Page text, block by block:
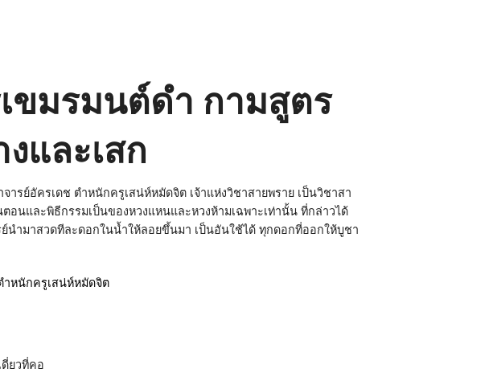
ขมรมนต์ดำ กามสูตร
และเสก
รย์อัครเดช ตำหนักครูเสน่ห์หมัดจิต เจ้าแห่งวิชาสายพราย เป็นวิชาสา
อนและพิธีกรรมเป็นของหวงแหนและหวงห้ามเฉพาะเท่านั้น ที่กล่าวได้
ำมาสวดทีละดอกในน้ำให้ลอยขึ้นมา เป็นอันใช้ได้ ทุกดอกที่ออกให้บูชา
ยวที่คอ